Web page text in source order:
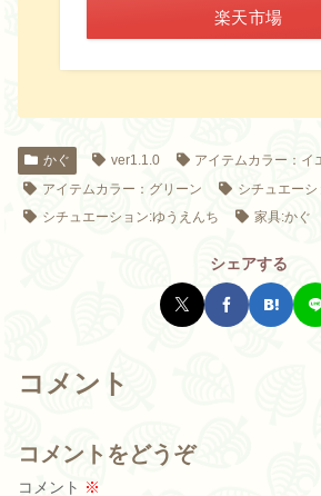
楽天市場
かぐ ver1.1.0
アイテムカラー：イ
アイテムカラー：グリーン
シチュエーシ
シチュエーション:ゆうえんち
家具:かぐ
シェアする
コメント
コメントをどうぞ
コメント ※